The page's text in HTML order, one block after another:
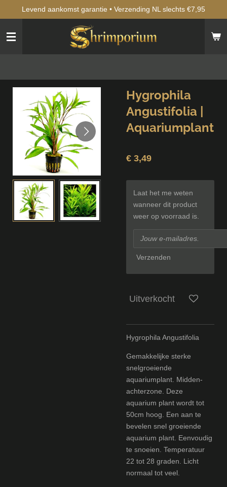
naar
hoofdinhoud
Levend aankomst garantie • Verzending NL slechts €7,95
Hygrophila
Angustifolia |
Aquariumplant
€ 3,49
Laat het me weten
wanneer dit product
weer op voorraad is.
Verzenden
Uitverkocht
Hygrophila Angustifolia
Gemakkelijke sterke
snelgroeiende
aquariumplant. Midden-
achterzone. Deze
aquarium plant wordt tot
50cm hoog. Een aan te
bevelen snel groeiende
aquarium plant. Eenvoudig
te snoeien. Temperatuur
22 tot 28 graden. Licht
normaal tot veel.